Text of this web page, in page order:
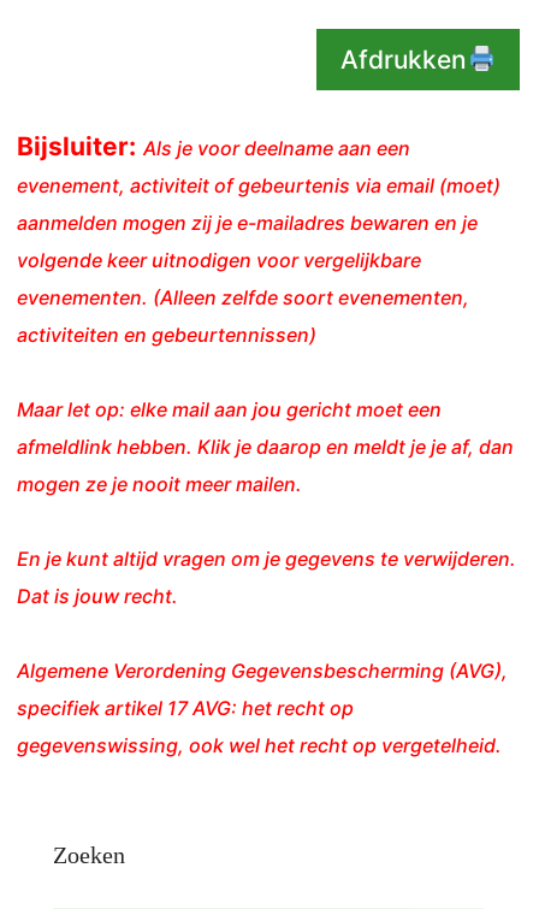
Afdrukken
Bijsluiter: Als je voor deelname aan een
evenement, activiteit of gebeurtenis via email (moet)
aanmelden mogen zij je e-mailadres bewaren en je
volgende keer uitnodigen voor vergelijkbare
evenementen. (Alleen zelfde soort evenementen,
activiteiten en gebeurtennissen)
Maar let op: elke mail aan jou gericht moet een
afmeldlink hebben. Klik je daarop en meldt je je af, dan
mogen ze je nooit meer mailen.
En je kunt altijd vragen om je gegevens te verwijderen.
Dat is jouw recht.
Algemene Verordening Gegevensbescherming (AVG),
specifiek artikel 17 AVG: het recht op
gegevenswissing, ook wel het recht op vergetelheid.
Zoeken